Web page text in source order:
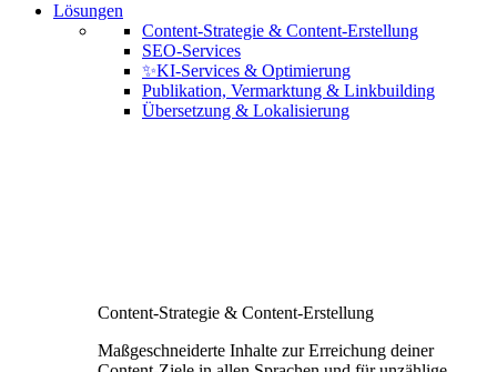
Lösungen
Content-Strategie & Content-Erstellung
SEO-Services
✨KI-Services & Optimierung
Publikation, Vermarktung & Linkbuilding
Übersetzung & Lokalisierung
Content-Strategie & Content-Erstellung
Maßgeschneiderte Inhalte zur Erreichung deiner